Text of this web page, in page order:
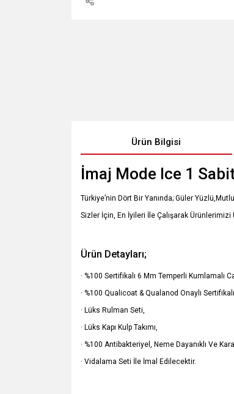
Ürün Bilgisi
İmaj Mode Ice 1
Türkiye’nin Dört Bir Yanında; Güler
Sizler İçin, En İyileri İle Çalışarak
Ürün Detayları;
· %100 Sertifikalı 6 Mm Temperli Kumlamalı
· %100 Qualicoat & Qualanod Onaylı
· Lüks Rulman Seti,
· Lüks Kapı Kulp Takımı,
· %100 Antibakteriyel, Neme Dayanıklı Ve
· Vidalama Seti İle İmal Edilecektir.